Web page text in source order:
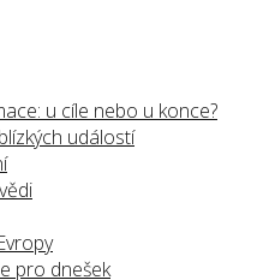
u cíle nebo u konce?
událostí
pro dnešek